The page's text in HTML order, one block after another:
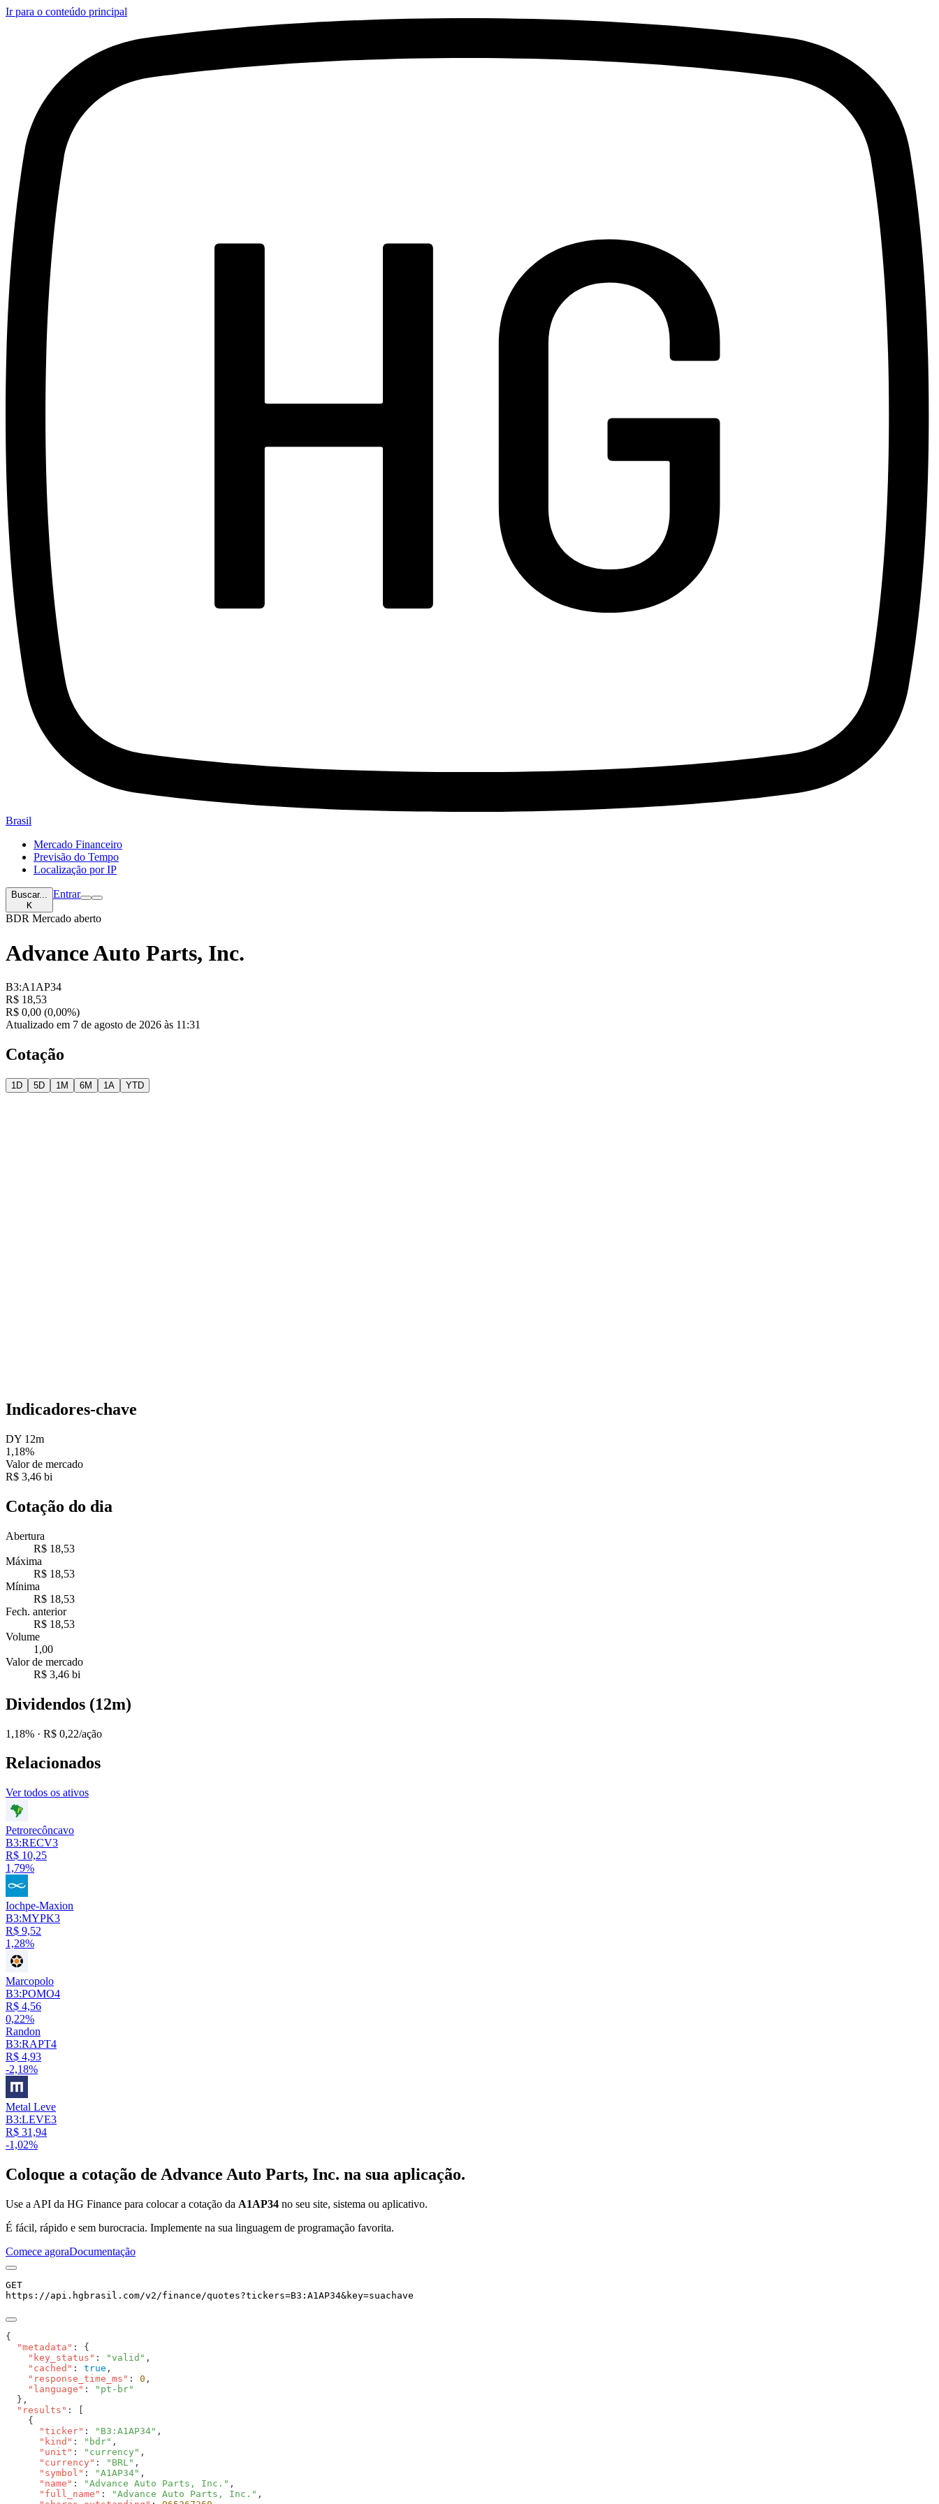
Ir para o conteúdo principal
Brasil
Mercado Financeiro
Previsão do Tempo
Localização por IP
Buscar...
K
Entrar
BDR Mercado aberto
Advance Auto Parts, Inc.
B3:A1AP34
R$ 18,53
R$ 0,00 (0,00%)
Atualizado em 7 de agosto de 2026 às 11:31
Cotação
1D 5D 1M 6M 1A YTD
Indicadores-chave
DY 12m
1,18%
Valor de mercado
R$ 3,46 bi
Cotação do dia
Abertura
R$ 18,53
Máxima
R$ 18,53
Mínima
R$ 18,53
Fech. anterior
R$ 18,53
Volume
1,00
Valor de mercado
R$ 3,46 bi
Dividendos (12m)
1,18% · R$ 0,22/ação
Relacionados
Ver todos os ativos
Petrorecôncavo
B3:RECV3
R$ 10,25
1,79%
Iochpe-Maxion
B3:MYPK3
R$ 9,52
1,28%
Marcopolo
B3:POMO4
R$ 4,56
0,22%
Randon
B3:RAPT4
R$ 4,93
-2,18%
Metal Leve
B3:LEVE3
R$ 31,94
-1,02%
Coloque a cotação de Advance Auto Parts, Inc. na sua aplicação.
Use a API da HG Finance para colocar a cotação da A1AP34 no seu site, sistema ou aplicativo.
É fácil, rápido e sem burocracia. Implemente na sua linguagem de programação favorita.
Comece agoraDocumentação
GET
https://api.hgbrasil.com/v2/finance/quotes?tickers=B3:A1AP34&key=suachave
  "metadata"
    "key_status"
: "valid"
    "cached"
: true
    "response_time_ms"
: 0
    "language"
:
  "results"
      "ticker"
: "B3:A1AP34"
      "kind"
: "bdr"
      "unit"
: "currency"
      "currency"
: "BRL"
      "symbol"
: "A1AP34"
      "name"
: "Advance Auto Parts, Inc."
      "full_name"
: "Advance Auto Parts, Inc."